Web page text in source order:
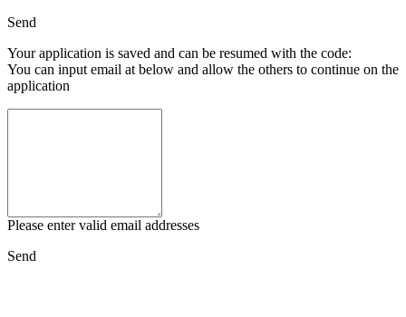
Send
Your application is saved and can be resumed with the code:
You can input email at below and allow the others to continue on the
application
Please enter valid email addresses
Send